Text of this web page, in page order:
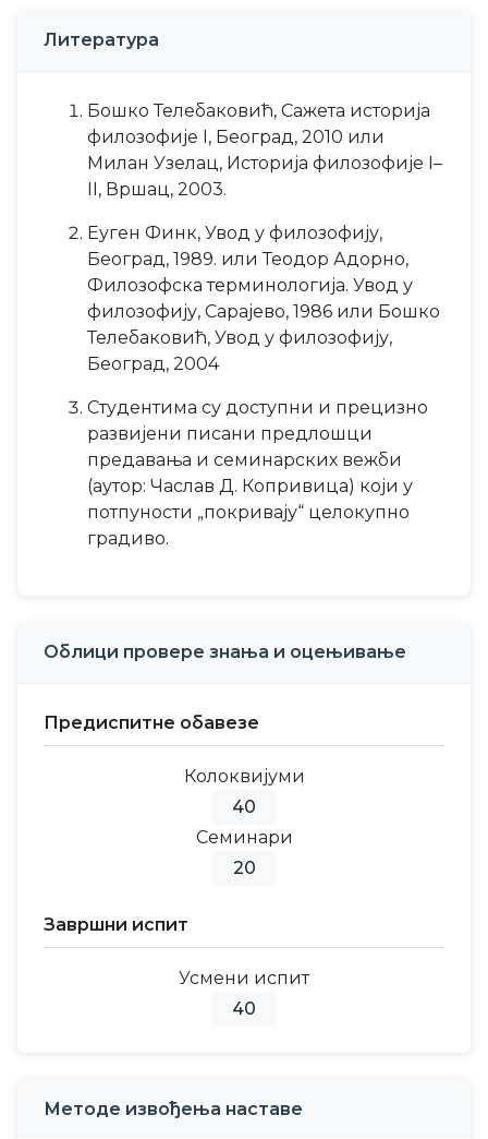
Литература
Бошко Телебаковић, Сажета историја
филозофије I, Београд, 2010 или
Милан Узелац, Историја филозофије I–
II, Вршац, 2003.
Еуген Финк, Увод у филозофију,
Београд, 1989. или Теодор Адорно,
Филозофска терминологија. Увод у
филозофију, Сарајево, 1986 или Бошко
Телебаковић, Увод у филозофију,
Београд, 2004
Студентима су доступни и прецизно
развијени писани предлошци
предавања и семинарских вежби
(аутор: Часлав Д. Копривица) који у
потпуности „покривају“ целокупно
градиво.
Облици провере знања и оцењивање
Предиспитне обавезе
Колоквијуми
40
Семинари
20
Завршни испит
Усмени испит
40
Методе извођења наставе